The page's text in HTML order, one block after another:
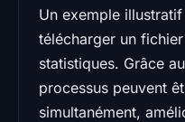
Un exemple
télécharger un
statistiques. Grâce au
processus peuvent
simultanément,